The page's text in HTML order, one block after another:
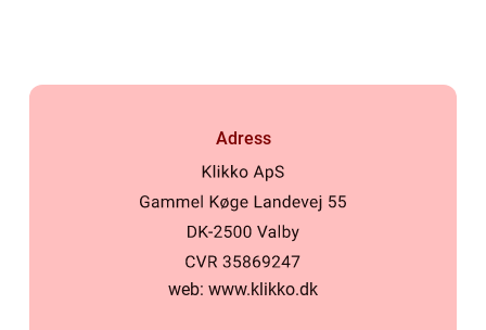
Adress
web: www.klikko.dk